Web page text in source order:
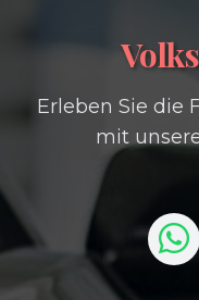
Erleben Sie die
mit